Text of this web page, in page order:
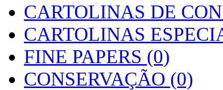
CARTOLINAS DE
CARTOLINAS
FINE PAPERS (0)
CONSERVAÇÃO (0)